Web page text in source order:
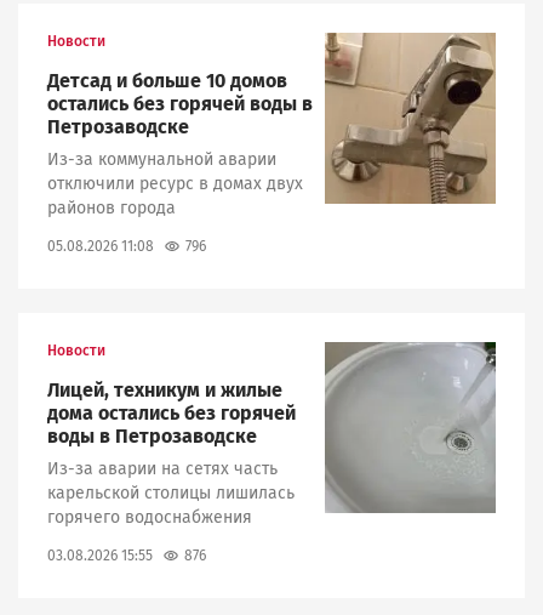
Новости
Детсад и больше 10 домов
остались без горячей воды в
Петрозаводске
Из-за коммунальной аварии
отключили ресурс в домах двух
районов города
05.08.2026 11:08 796
Image
Новости
Лицей, техникум и жилые
дома остались без горячей
воды в Петрозаводске
Из-за аварии на сетях часть
карельской столицы лишилась
горячего водоснабжения
03.08.2026 15:55 876
Image